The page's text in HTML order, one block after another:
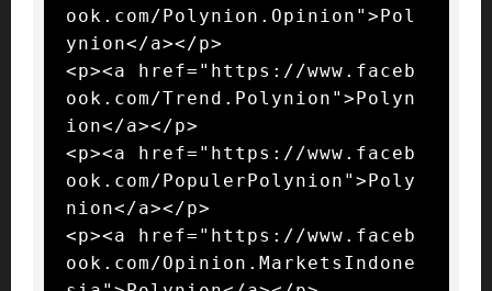
ook.com/Polynion.Opinion">Pol
ynion</a></p>
<p><a href="https://www.faceb
ook.com/Trend.Polynion">Polyn
ion</a></p>
<p><a href="https://www.faceb
ook.com/PopulerPolynion">Poly
nion</a></p>
<p><a href="https://www.faceb
ook.com/Opinion.MarketsIndone